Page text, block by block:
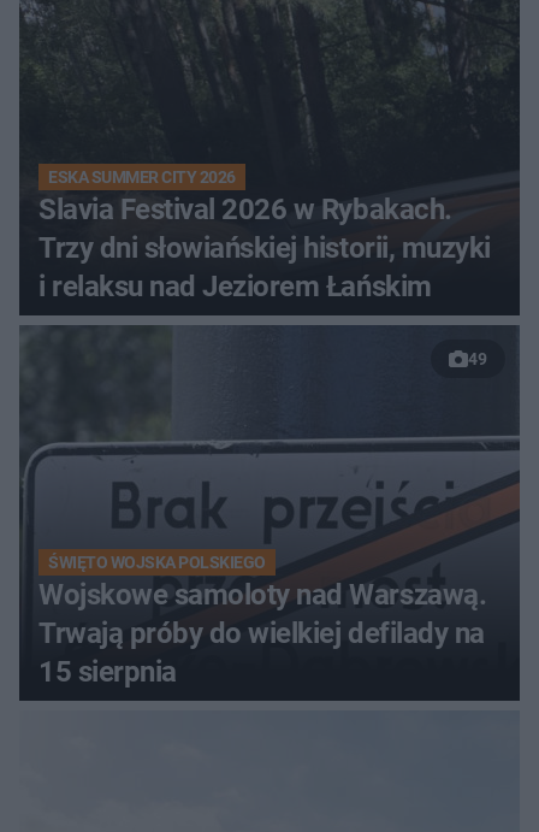
ESKA SUMMER CITY 2026
Slavia Festival 2026 w Rybakach.
Trzy dni słowiańskiej historii, muzyki
i relaksu nad Jeziorem Łańskim
49
ŚWIĘTO WOJSKA POLSKIEGO
Wojskowe samoloty nad Warszawą.
Trwają próby do wielkiej defilady na
15 sierpnia